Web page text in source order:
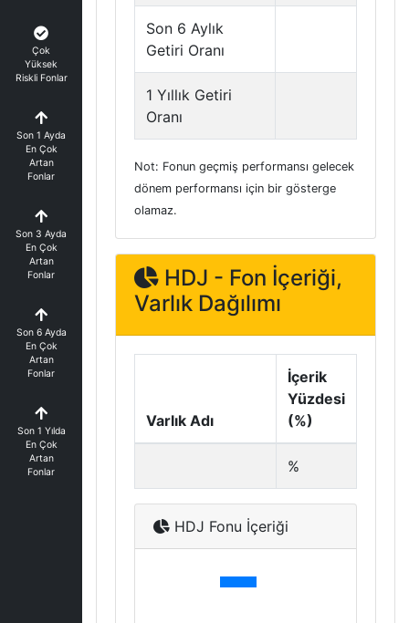
Çok
Yüksek
Riskli Fonlar
Son 1 Ayda
En Çok
Artan
Fonlar
Son 3 Ayda
En Çok
Artan
Fonlar
Son 6 Ayda
En Çok
Artan
Fonlar
Son 1 Yılda
En Çok
Artan
Fonlar
Son 6 Aylık
Getiri Oranı
1 Yıllık Getiri
Oranı
Not: Fonun geçmiş performansı gelecek
dönem performansı için bir gösterge
olamaz.
HDJ - Fon İçeriği,
Varlık Dağılımı
Varlık Adı
İçerik
Yüzdesi
(%)
%
HDJ Fonu İçeriği